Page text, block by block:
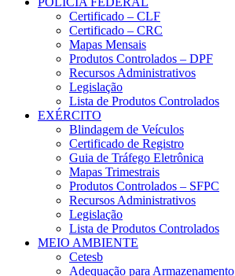
Certificado – CLF
Certificado – CRC
Mapas Mensais
Produtos Controlados – DPF
Recursos Administrativos
Legislação
Lista de Produtos Controlados
EXÉRCITO
Blindagem de Veículos
Certificado de Registro
Guia de Tráfego Eletrônica
Mapas Trimestrais
Produtos Controlados – SFPC
Recursos Administrativos
Legislação
Lista de Produtos Controlados
MEIO AMBIENTE
Cetesb
Adequação para Armazenamento